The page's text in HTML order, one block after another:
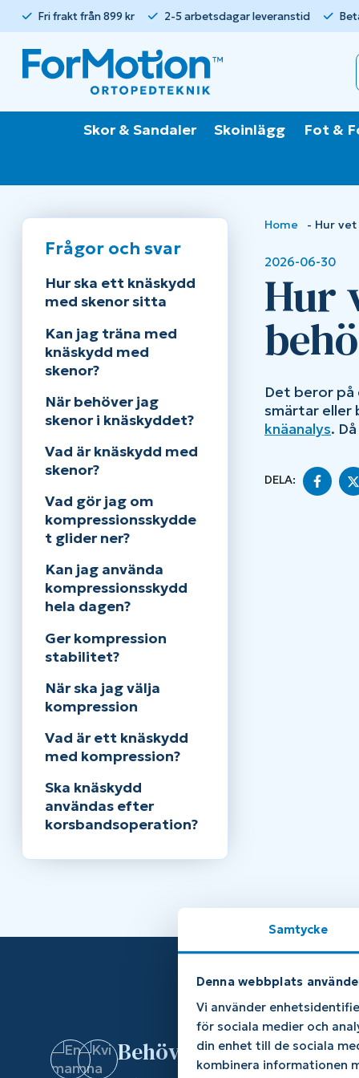
Samtycke
Denna webbplats
Vi använder
för sociala medier och
din enhet till de sociala
kombinera informationen
Fri frakt från 899 kr 2-5 arbetsdagar leveranstid
Skor & Sandaler Skoinlägg Fot &
Frågor och svar
Hur ska ett knäskydd
med skenor sitta
Kan jag träna med
knäskydd med
skenor?
När behöver jag
skenor i knäskyddet?
Vad är knäskydd med
skenor?
Vad gör jag om
kompressionsskydde
t glider ner?
Kan jag använda
kompressionsskydd
hela dagen?
Ger kompression
stabilitet?
När ska jag välja
kompression
Vad är ett knäskydd
med kompression?
Ska knäskydd
användas efter
korsbandsoperation?
Home - Hur
2026-06-30
Hur
Det beror på
smärtar eller
knäanalys.
DELA:
DELA
PÅ
Behöver du hjälp?